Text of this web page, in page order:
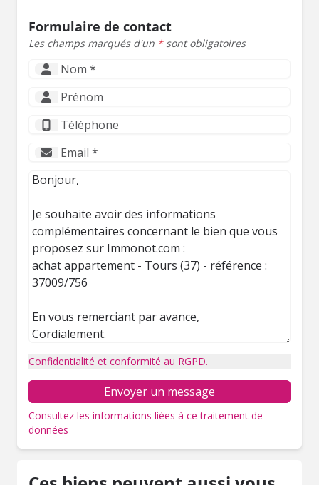
Formulaire de contact
Les champs marqués d'un *sont obligatoires
Confidentialité et conformité au RGPD.
Envoyer un message
Consultez les informations liées à ce traitement de
données